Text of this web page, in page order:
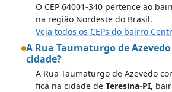
O CEP 64001-340 pertence ao
na região Nordeste do Brasil.
Veja todos os CEPs do bairro
A Rua Taumaturgo de
cidade?
A Rua Taumaturgo de Azevedo
fica na cidade de Teresina-PI,